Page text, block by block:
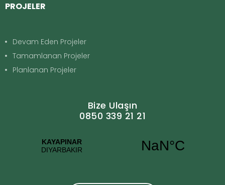
PROJELER
Devam Eden Projeler
Tamamlanan Projeler
Planlanan Projeler
Bize Ulaşın
0850 339 21 21